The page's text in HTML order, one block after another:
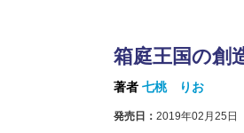
箱庭王国の創
著者 七桃 りお
発売日： 2019年02月25日